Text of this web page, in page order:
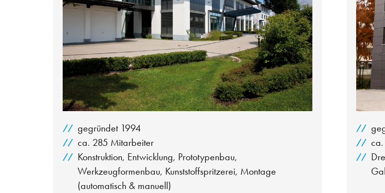
gegründet 1994
ca. 285 Mitarbeiter
Konstruktion, Entwicklung, Prototypenbau,
Werkzeugformenbau, Kunststoffspritzerei, Montage
(automatisch & manuell)